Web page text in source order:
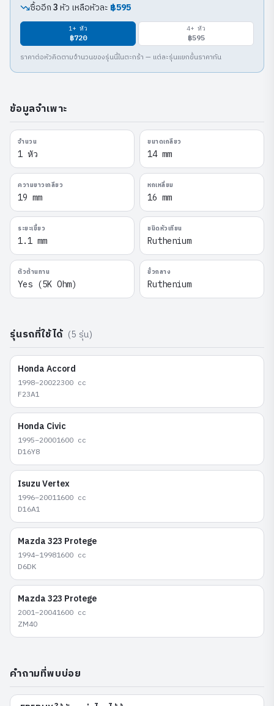
ซื้ออีก 3 หัว เหลือหัวละ ฿595
1+ หัว
฿720
4+ หัว
฿595
ราคาต่อหัวคิดตามจำนวนของรุ่นนี้ในตะกร้า — แต่ละรุ่นแยกขั้นราคากัน
ข้อมูลจำเพาะ
จำนวน
1 หัว
ขนาดเกลียว
14 mm
ความยาวเกลียว
19 mm
หกเหลี่ยม
16 mm
ระยะเขี้ยว
1.1 mm
ชนิดหัวเทียน
Ruthenium
ตัวต้านทาน
Yes (5K Ohm)
ขั้วกลาง
Ruthenium
รุ่นรถที่ใช้ได้ (5 รุ่น)
HondaAccord
1998–20022300 cc
F23A1
Honda Civic
1995–20001600 cc
D16Y8
IsuzuVertex
1996–20011600 cc
D16A1
Mazda323 Protege
1994–19981600 cc
D6DK
Mazda323 Protege
2001–20041600 cc
ZM40
คำถามที่พบบ่อย